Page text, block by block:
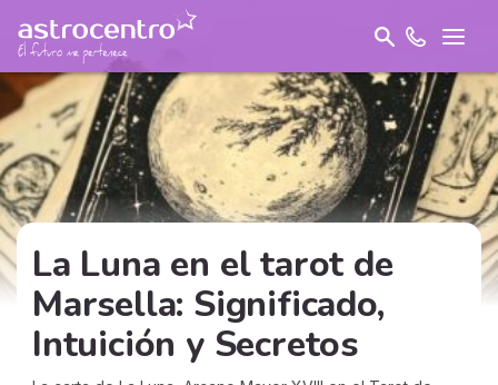
La Luna en el tarot de
Marsella: Significado,
Intuición y Secretos